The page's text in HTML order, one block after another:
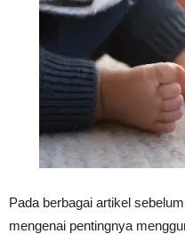
Pada berbagai artikel
mengenai pentingnya